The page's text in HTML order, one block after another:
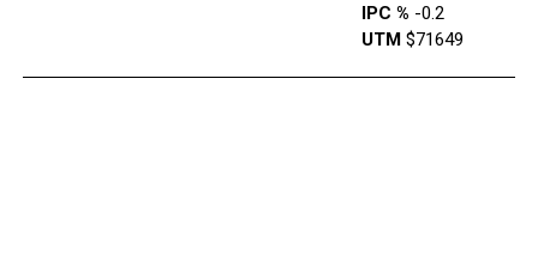
IPC % -0.2
UTM$71649